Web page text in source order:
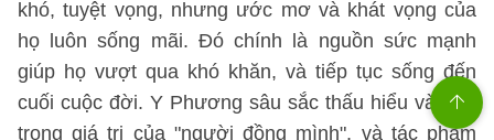
khó, tuyệt vọng, nhưng ước mơ và khát vọng của
họ luôn sống mãi. Đó chính là nguồn sức mạnh
giúp họ vượt qua khó khăn, và tiếp tục sống đến
cuối cuộc đời. Y Phương sâu sắc thấu hiểu và trân
trọng giá trị của "người đồng mình", và tác phẩm